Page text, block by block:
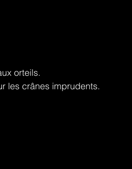
orteils.
les crânes imprudents.